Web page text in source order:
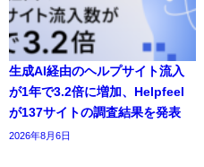
生成AI経由のヘルプサイト流入
が1年で3.2倍に増加、Helpfeel
が137サイトの調査結果を発表
2026年8月6日